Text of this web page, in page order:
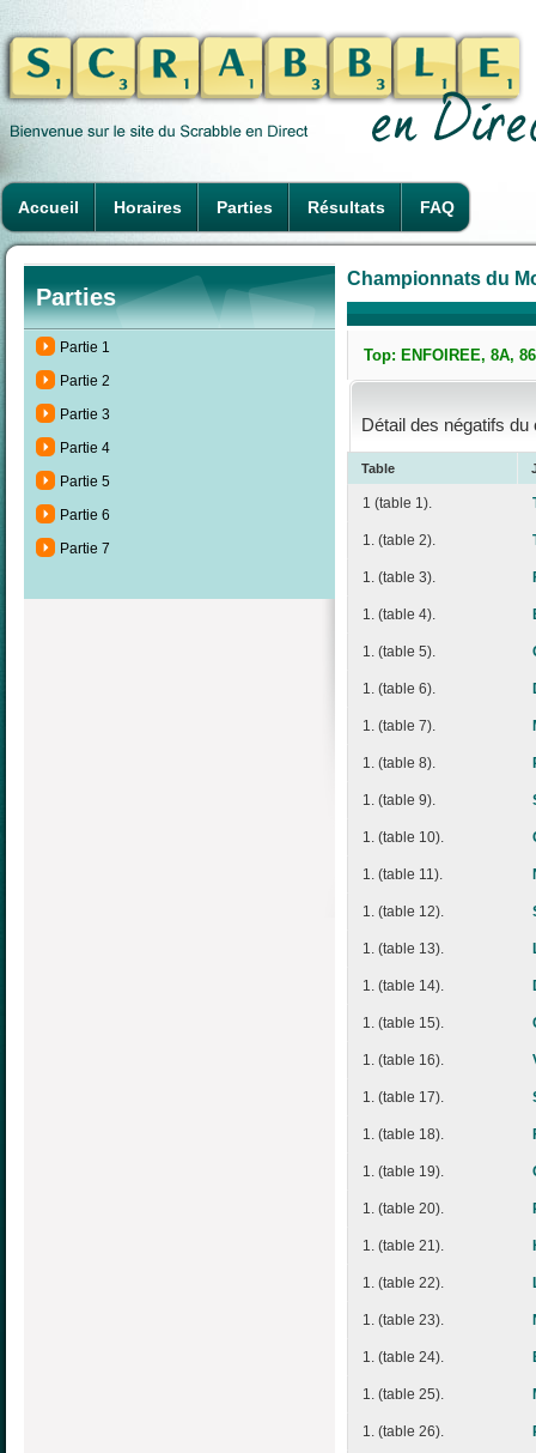
Accueil Horaires Parties Résultats FAQ
Parties
Partie 1
Partie 2
Partie 3
Partie 4
Partie 5
Partie 6
Partie 7
Championnats du
Top: ENFOIREE, 8A,
Détail des négatifs
Table
1 (table 1).
1. (table 2).
1. (table 3).
1. (table 4).
1. (table 5).
1. (table 6).
1. (table 7).
1. (table 8).
1. (table 9).
1. (table 10).
1. (table 11).
1. (table 12).
1. (table 13).
1. (table 14).
1. (table 15).
1. (table 16).
1. (table 17).
1. (table 18).
1. (table 19).
1. (table 20).
1. (table 21).
1. (table 22).
1. (table 23).
1. (table 24).
1. (table 25).
1. (table 26).